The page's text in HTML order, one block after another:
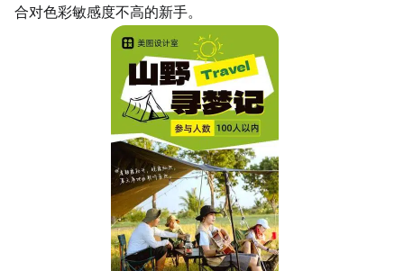
合对色彩敏感度不高的新手。